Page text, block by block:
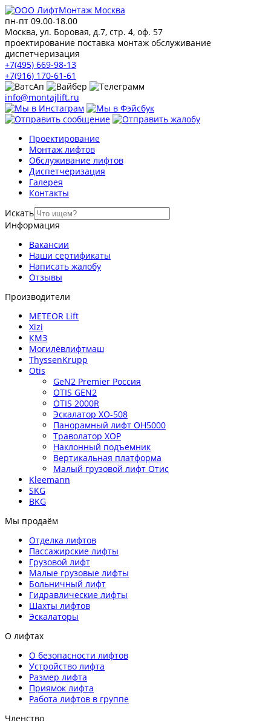
пн-пт 09.00-18.00
Москва, ул. Боровая, д.7, стр. 4, оф. 57
проектирование поставка монтаж обслуживание
диспетчеризация
+7(495) 669-98-13
+7(916) 170-61-61
info@montajlift.ru
Проектирование
Монтаж лифтов
Обслуживание лифтов
Диспетчеризация
Галерея
Контакты
Искать
Информация
Вакансии
Наши сертификаты
Написать жалобу
Отзывы
Производители
METEOR Lift
Xizi
КМЗ
Могилёвлифтмаш
ThyssenKrupp
Otis
GeN2 Premier Россия
OTIS GEN2
OTIS 2000R
Эскалатор XO-508
Панорамный лифт OH5000
Траволатор XOP
Наклонный подъемник
Вертикальная платформа
Малый грузовой лифт Отис
Kleemann
SKG
BKG
Мы продаём
Отделка лифтов
Пассажирские лифты
Грузовой лифт
Малые грузовые лифты
Больничный лифт
Гидравлические лифты
Шахты лифтов
Эскалаторы
О лифтах
О безопасности лифтов
Устройство лифта
Размер лифта
Приямок лифта
Работа лифтов в группе
Членство